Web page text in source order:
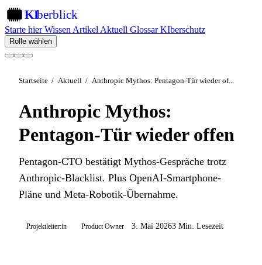
KIberblick
Starte hierWissen Artikel Aktuell GlossarKIberschutz
Rolle wählen
Startseite / Aktuell / Anthropic Mythos: Pentagon-Tür wieder of...
Anthropic Mythos:
Pentagon-Tür wieder offen
Pentagon-CTO bestätigt Mythos-Gespräche trotz
Anthropic-Blacklist. Plus OpenAI-Smartphone-
Pläne und Meta-Robotik-Übernahme.
Projektleiter:in Product Owner 3. Mai 20263 Min. Lesezeit